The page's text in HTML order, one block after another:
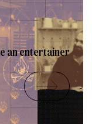
an entertainer